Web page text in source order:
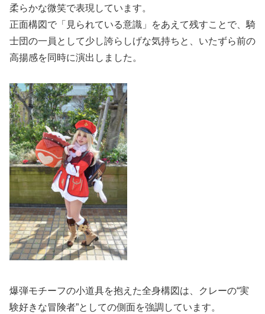
柔らかな微笑で表現しています。
正面構図で「見られている意識」をあえて残すことで、騎
士団の一員として少し誇らしげな気持ちと、いたずら前の
高揚感を同時に演出しました。
爆弾モチーフの小道具を抱えた全身構図は、クレーの“実
験好きな冒険者”としての側面を強調しています。